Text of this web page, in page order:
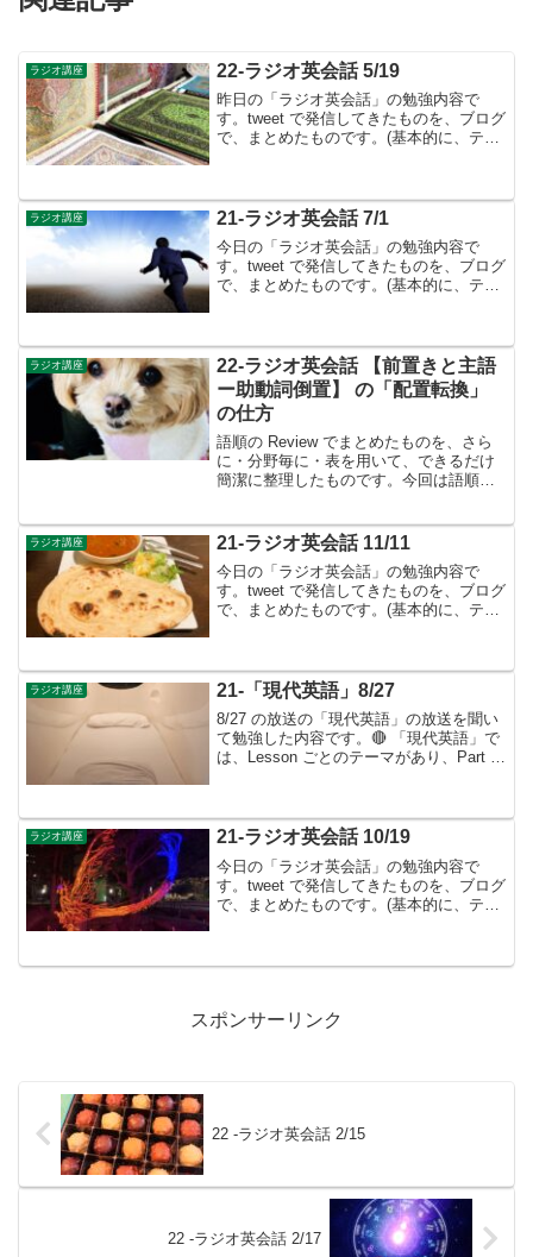
ラジオ講座 22-ラジオ英会話 5/19
昨日の「ラジオ英会話」の勉強内容で
す。tweet で発信してきたものを、ブログ
で、まとめたものです。(基本的に、テキ
み「日本語を経...
ラジオ講座 21-ラジオ英会話 7/1
今日の「ラジオ英会話」の勉強内容で
す。tweet で発信してきたものを、ブログ
で、まとめたものです。(基本的に、テキ
▶︎英語は「配置の言葉」- 語順は「基...
ラジオ講座
22-ラジオ英会話 【前置きと主語
ー助動詞倒置】 の「配置転換」
の仕方
語順の Review でまとめたものを、さら
に・分野毎に・表を用いて、できるだけ
簡潔に整理したものです。今回は語順の
置」について学びました。それを、表
ラジオ講座 21-ラジオ英会話 11/11
今日の「ラジオ英会話」の勉強内容で
す。tweet で発信してきたものを、ブログ
で、まとめたものです。(基本的に、テキ
葉」- 語順は「基本文型」と「修飾語順規
則」によっ...
ラジオ講座 21-「現代英語」8/27
8/27 の放送の「現代英語」の放送を聞い
て勉強した内容です。🔴 「現代英語」で
は、Lesson ごとのテーマがあり、Part 1
ラジオ講座 21-ラジオ英会話 10/19
今日の「ラジオ英会話」の勉強内容で
す。tweet で発信してきたものを、ブログ
で、まとめたものです。(基本的に、テキ
スポンサーリンク
22 -ラジオ英会話 2/15
22 -ラジオ英会話 2/17